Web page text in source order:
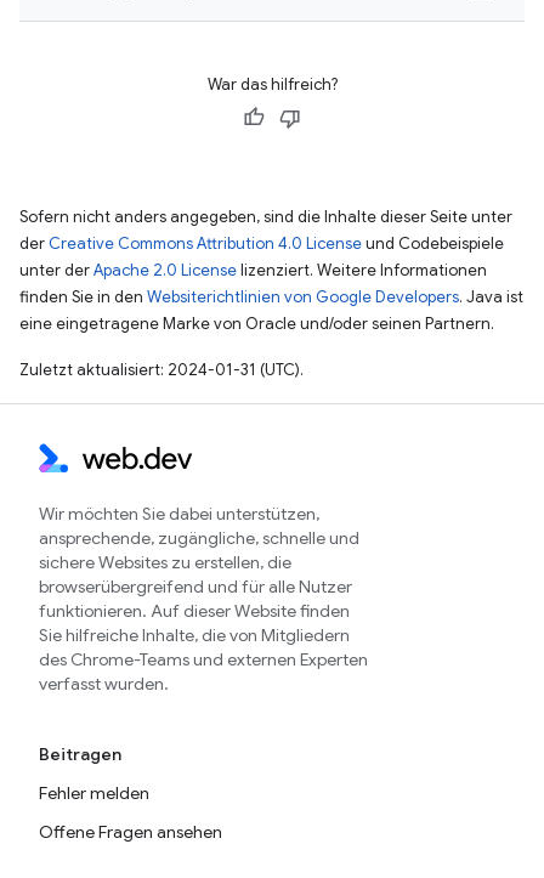
War das hilfreich?
Sofern nicht anders angegeben, sind die Inhalte dieser Seite unter
der Creative Commons Attribution 4.0 Licenseund Codebeispiele
unter derApache 2.0 Licenselizenziert. Weitere Informationen
finden Sie in den Websiterichtlinien von Google Developers. Java ist
eine eingetragene Marke von Oracle und/oder seinen Partnern.
Zuletzt aktualisiert: 2024-01-31 (UTC).
Wir möchten Sie dabei unterstützen,
ansprechende, zugängliche, schnelle und
sichere Websites zu erstellen, die
browserübergreifend und für alle Nutzer
funktionieren. Auf dieser Website finden
Sie hilfreiche Inhalte, die von Mitgliedern
des Chrome-Teams und externen Experten
verfasst wurden.
Beitragen
Fehler melden
Offene Fragen ansehen